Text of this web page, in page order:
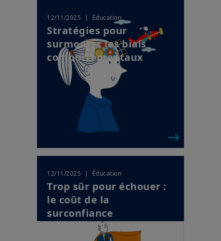
12/11/2025 | Éducation
Stratégies pour
surmonter les biais
comportementaux
12/11/2025 | Éducation
Trop sûr pour échouer :
le coût de la
surconfiance